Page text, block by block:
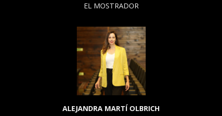
EL MOSTRADOR
ALEJANDRA MARTÍ OLBRICH